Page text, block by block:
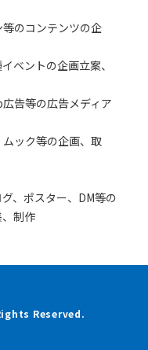
のコンテンツの企
ベントの企画立案、
告等の広告メディア
ック等の企画、取
、ポスター、DM等の
制作
Reserved.